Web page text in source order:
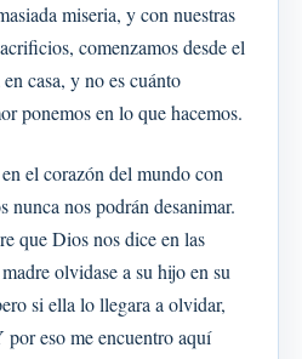
miseria, y con nuestras
comenzamos desde el
casa, y no es cuánto
ponemos en lo que hacemos.
el corazón del mundo con
nunca nos podrán desanimar.
que Dios nos dice en las
olvidase a su hijo en su
si ella lo llegara a olvidar,
eso me encuentro aquí